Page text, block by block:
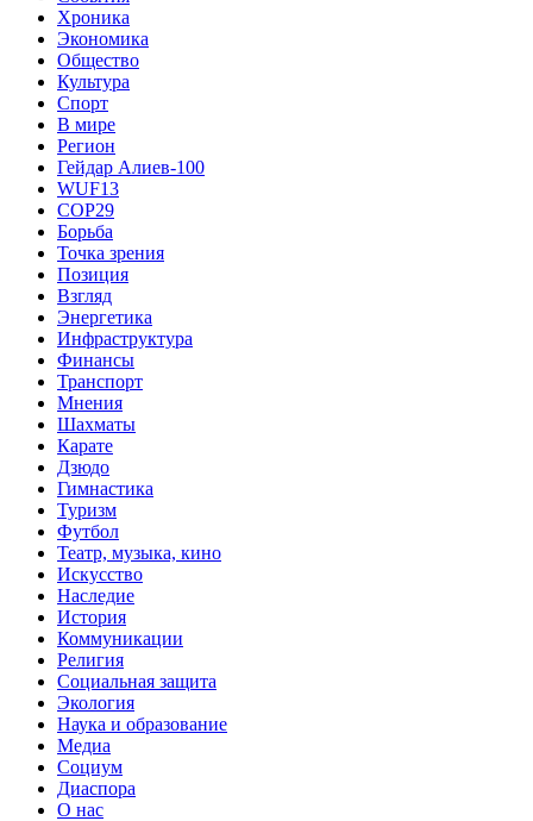
Хроника
Экономика
Общество
Культура
Спорт
В мире
Регион
Гейдар Алиев-100
WUF13
COP29
Борьба
Точка зрения
Позиция
Взгляд
Энергетика
Инфраструктура
Финансы
Транспорт
Мнения
Шахматы
Карате
Дзюдо
Гимнастика
Туризм
Футбол
Театр, музыка, кино
Искусство
Наследие
История
Коммуникации
Религия
Социальная защита
Экология
Наука и образование
Медиа
Социум
Диаспора
О нас